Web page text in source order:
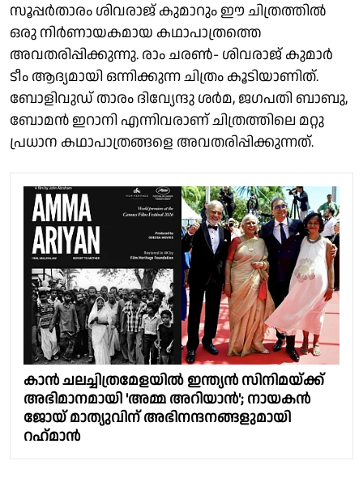
സൂപ്പർതാരം ശിവരാജ് കുമാറും ഈ ചിത്രത്തിൽ
ഒരു നിർണായകമായ കഥാപാത്രത്തെ
അവതരിപ്പിക്കുന്നു. രാം ചരൺ- ശിവരാജ് കുമാർ
ടീം ആദ്യമായി ഒന്നിക്കുന്ന ചിത്രം കൂടിയാണിത്.
ബോളിവുഡ് താരം ദിവ്യേന്ദു ശർമ, ജഗപതി ബാബു,
ബോമൻ ഇറാനി എന്നിവരാണ് ചിത്രത്തിലെ മറ്റു
പ്രധാന കഥാപാത്രങ്ങളെ അവതരിപ്പിക്കുന്നത്.
കാൻ ചലച്ചിത്രമേളയിൽ ഇന്ത്യൻ സിനിമയ്ക്ക്
അഭിമാനമായി 'അമ്മ അറിയാൻ'; നായകൻ
ജോയ് മാത്യുവിന് അഭിനന്ദനങ്ങളുമായി
റഹ്‌‌മാൻ